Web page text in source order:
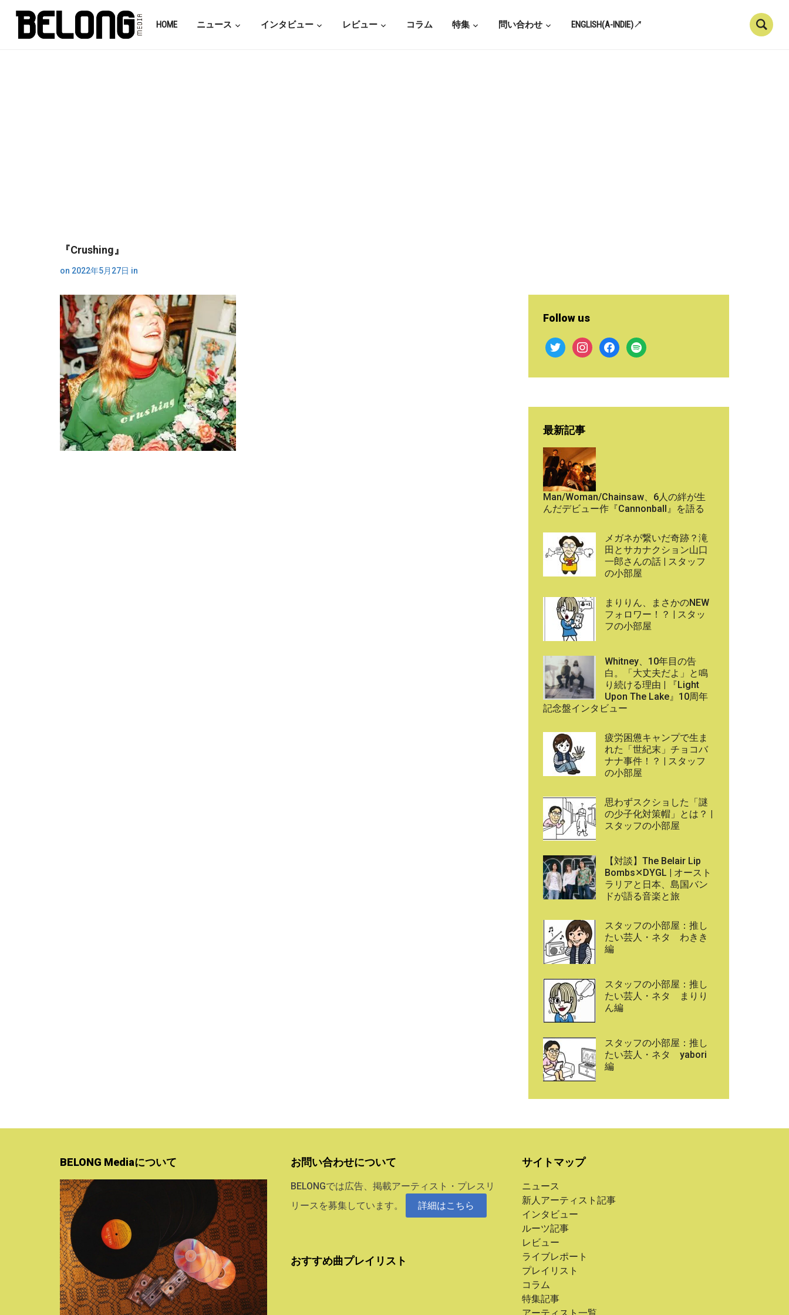
HOME ニュース インタビュー レビュー コラム 特集 問い合わせ ENGLISH(A-INDIE)↗
『Crushing』
on 2022年5月27日 in
Follow us
twitter instagramfacebook
spotify
最新記事
Man/Woman/Chainsaw、6人の絆が生
んだデビュー作『Cannonball』を語る
メガネが繋いだ奇跡？滝
田とサカナクション山口
一郎さんの話 | スタッフ
の小部屋
まりりん、まさかのNEW
フォロワー！？ | スタッ
フの小部屋
Whitney、10年目の告
白。「大丈夫だよ」と鳴
り続ける理由 | 『Light
Upon The Lake』10周年
記念盤インタビュー
疲労困憊キャンプで生ま
れた「世紀末」チョコバ
ナナ事件！？ | スタッフ
の小部屋
思わずスクショした「謎
の少子化対策帽」とは？ |
スタッフの小部屋
【対談】The Belair Lip
Bombs✕DYGL | オースト
ラリアと日本、島国バン
ドが語る音楽と旅
スタッフの小部屋：推し
たい芸人・ネタ わきき
編
スタッフの小部屋：推し
たい芸人・ネタ まりり
ん編
スタッフの小部屋：推し
たい芸人・ネタ yabori
編
BELONG Mediaについて お問い合わせについて
BELONGでは広告、掲載アーティスト・プレスリ
リースを募集しています。
詳細はこちら
おすすめ曲プレイリスト
サイトマップ
ニュース
新人アーティスト記事
インタビュー
ルーツ記事
レビュー
ライブレポート
プレイリスト
コラム
特集記事